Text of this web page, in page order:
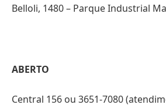
Belloli, 1480 – Parque Industrial
ABERTO
Central 156 ou 3651-7080